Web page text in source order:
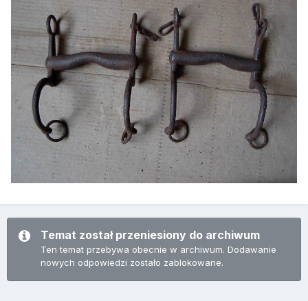
Temat został przeniesiony do archiwum
Ten temat przebywa obecnie w archiwum. Dodawanie
nowych odpowiedzi zostało zablokowane.